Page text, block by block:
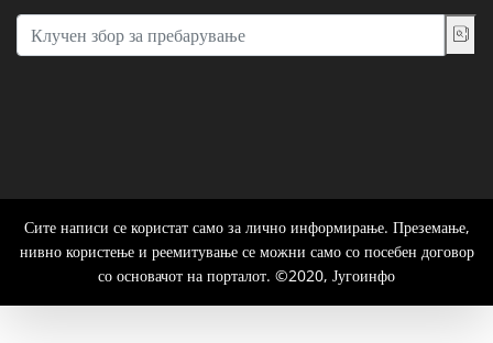
Сите написи се користат само за лично информирање. Преземање,
нивно користење и реемитување се можни само со посебен договор
со основачот на порталот. ©2020, Југоинфо